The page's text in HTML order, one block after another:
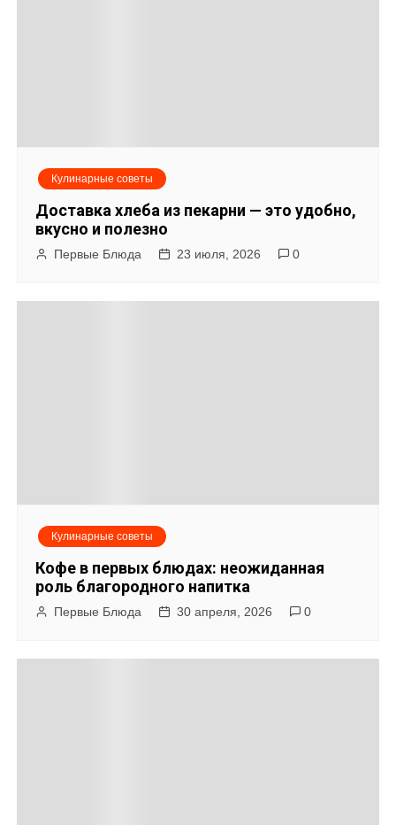
м
Кулинарные советы
Доставка хлеба из пекарни — это удобно,
вкусно и полезно
Первые Блюда 23 июля, 2026 0
Кулинарные советы
Кофе в первых блюдах: неожиданная
роль благородного напитка
Первые Блюда 30 апреля, 2026 0